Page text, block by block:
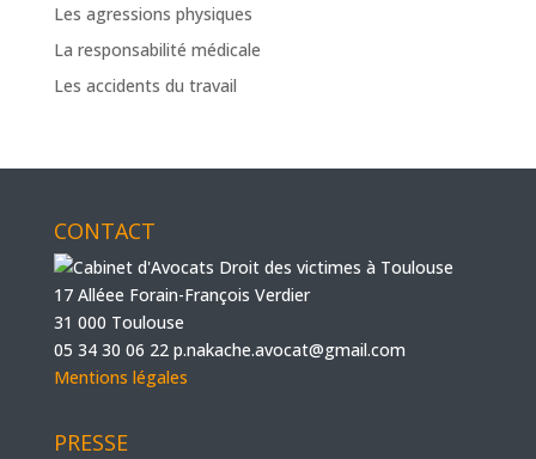
Les agressions physiques
La responsabilité médicale
Les accidents du travail
CONTACT
17 Alléee Forain-François Verdier
31 000 Toulouse
05 34 30 06 22 p.nakache.avocat@gmail.com
Mentions légales
PRESSE